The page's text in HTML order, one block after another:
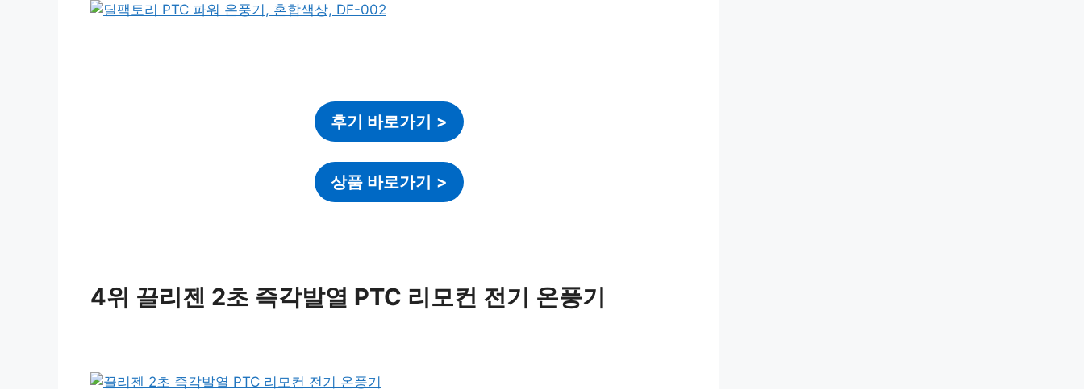
후기 바로가기 >
상품 바로가기 >
4위 끌리젠 2초 즉각발열 PTC 리모컨 전기 온풍기